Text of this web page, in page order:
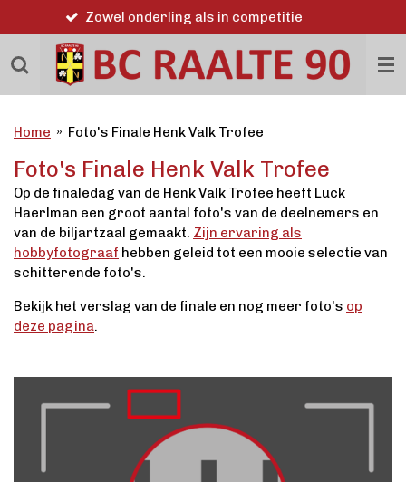
direct
naar
hoofdinhoud
Word ook lid
Home » Foto's Finale Henk Valk Trofee
Foto's Finale Henk Valk Trofee
Op de finaledag van de Henk Valk Trofee heeft Luck
Haerlman een groot aantal foto's van de deelnemers en
van de biljartzaal gemaakt. Zijn ervaring als
hobbyfotograaf hebben geleid tot een mooie selectie van
schitterende foto's.
Bekijk het verslag van de finale en nog meer foto's op
deze pagina.